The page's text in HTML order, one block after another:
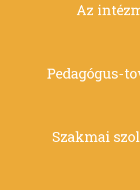
Az
Pedagógus-
Szakmai